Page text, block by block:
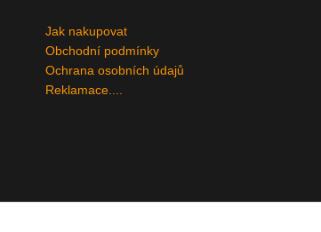
Jak nakupovat
Obchodní podmínky
Ochrana osobních údajů
Reklamace....